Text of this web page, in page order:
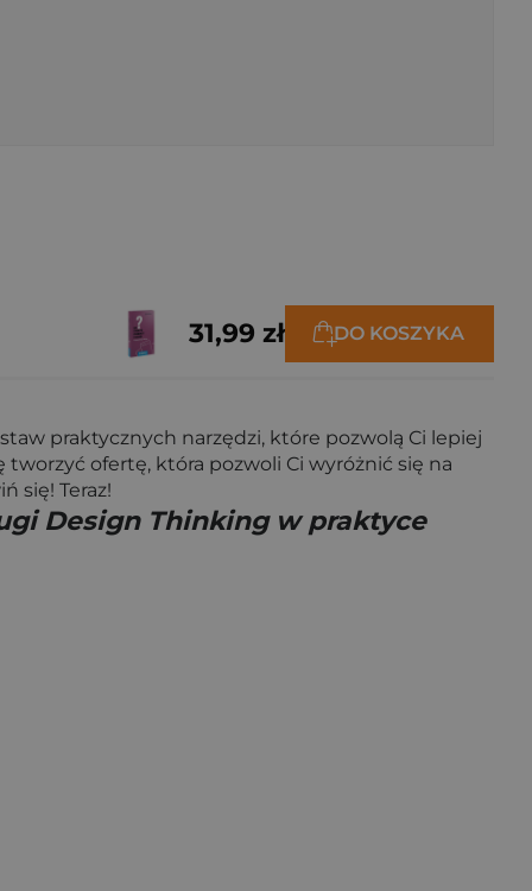
31,99 zł DO KOSZYKA
praktycznych narzędzi, które pozwolą Ci lepiej
ofertę, która pozwoli Ci wyróżnić się na
się! Teraz!
Design Thinking w praktyce